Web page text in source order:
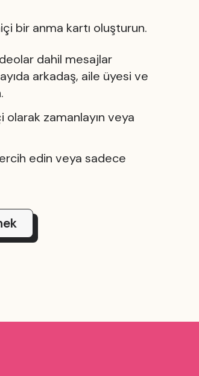
bir anma kartı oluşturun.
dahil mesajlar
arkadaş, aile üyesi ve
olarak zamanlayın veya
edin veya sadece